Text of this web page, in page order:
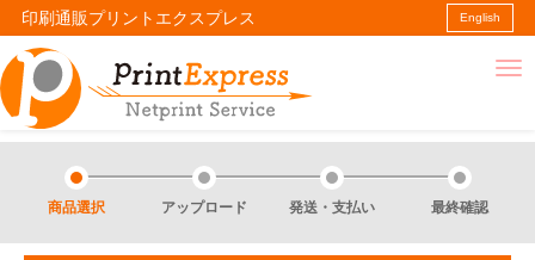
印刷通販プリントエクスプレス English
商品選択 アップロード 発送・支払い 最終確認